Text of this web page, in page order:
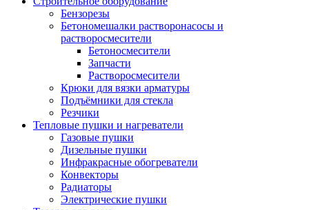
Бензорезы
Бетономешалки растворонасосы и
растворосмесители
Бетоносмесители
Запчасти
Растворосмесители
Крюки для вязки арматуры
Подъёмники для стекла
Резчики
Тепловые пушки и нагреватели
Газовые пушки
Дизельные пушки
Инфракрасные обогреватели
Конвекторы
Радиаторы
Электрические пушки